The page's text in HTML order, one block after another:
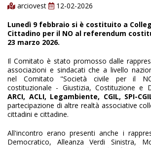
arciovest
12-02-2026
Lunedì 9 febbraio si è costituito a
Cittadino per il NO al referendum
23 marzo 2026.
Il Comitato è stato promosso dalle
associazioni e sindacati che a livello
nel Comitato "Società civile per il
costituzionale - Giustizia, Costituzione e
ARCI, ACLI, Legambiente, CGIL, SPI-
partecipazione di altre realtà associative
cittadini e cittadine.
All'incontro erano presenti anche i
Democratico, Alleanza Verdi Sinistra,